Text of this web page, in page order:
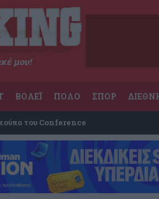
μου!
ΒΟΛΕΪ ΠΟΛΟ ΣΠΟΡ
του Conference